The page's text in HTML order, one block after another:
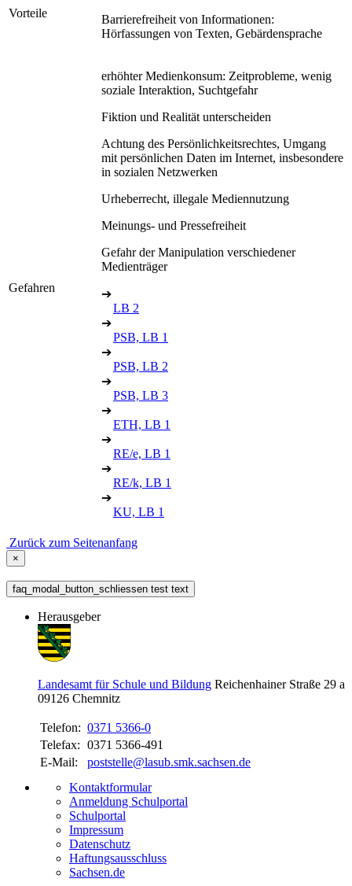
Vorteile
Barrierefreiheit von Informationen:
Hörfassungen von Texten, Gebärdensprache
Gefahren
erhöhter Medienkonsum: Zeitprobleme, wenig
soziale Interaktion, Suchtgefahr
Fiktion und Realität unterscheiden
Achtung des Persönlichkeitsrechtes, Umgang
mit persönlichen Daten im Internet, insbesondere
in sozialen Netzwerken
Urheberrecht, illegale Mediennutzung
Meinungs- und Pressefreiheit
Gefahr der Manipulation verschiedener
Medienträger
➔
LB 2
➔
PSB, LB 1
➔
PSB, LB 2
➔
PSB, LB 3
➔
ETH, LB 1
➔
RE/e, LB 1
➔
RE/k, LB 1
➔
KU, LB 1
Zurück zum Seitenanfang
×
faq_modal_button_schliessen test text
Herausgeber
Landesamt für Schule und Bildung Reichenhainer Straße 29 a
09126 Chemnitz
Telefon: 0371 5366-0
Telefax: 0371 5366-491
E-Mail:
poststelle@lasub.smk.sachsen.de
Kontaktformular
Anmeldung Schulportal
Schulportal
Impressum
Datenschutz
Haftungsausschluss
Sachsen.de